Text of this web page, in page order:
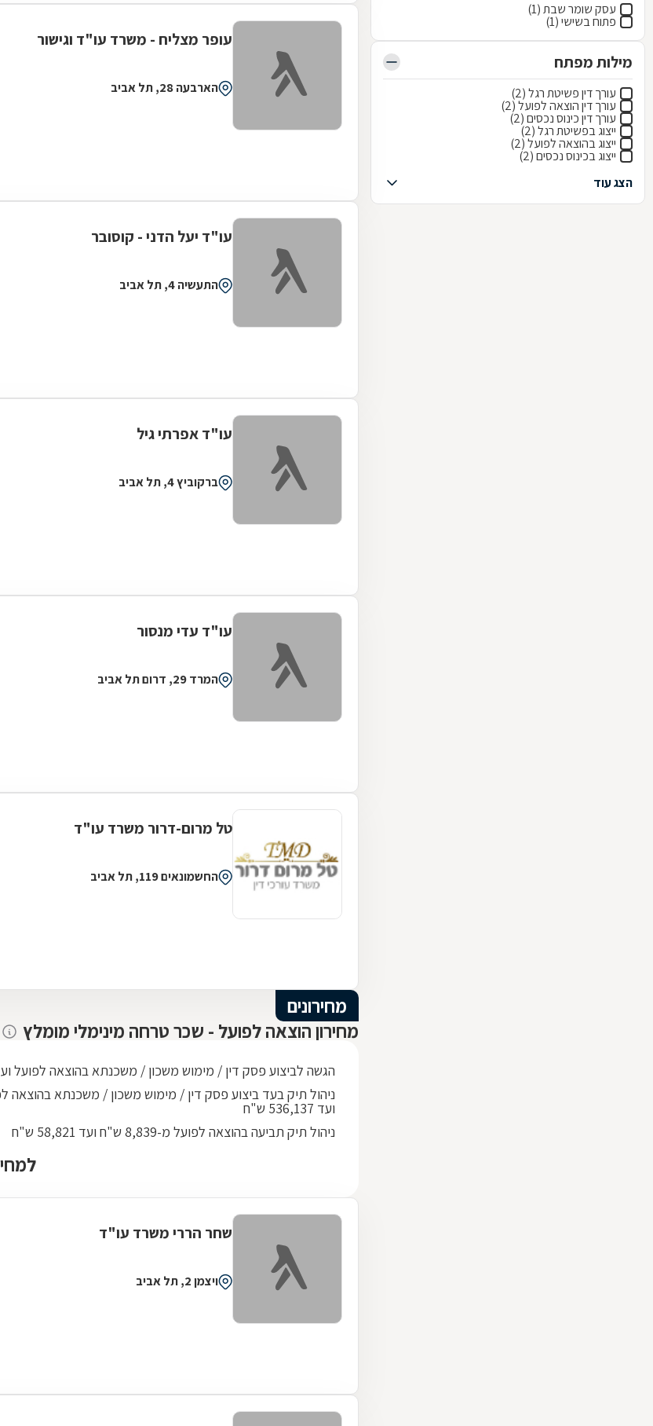
עסק שומר שבת (1)
פתוח בשישי (1)
מילות מפתח
עורך דין פשיטת רגל (2)
עורך דין הוצאה לפועל (2)
עורך דין כינוס נכסים (2)
ייצוג בפשיטת רגל (2)
ייצוג בהוצאה לפועל (2)
ייצוג בכינוס נכסים (2)
הצג עוד
עופר מצליח - משרד עו"ד וגישור
הארבעה 28, תל אביב
עו"ד יעל הדני - קוסובר
התעשיה 4, תל אביב
עו"ד אפרתי גיל
ברקוביץ 4, תל אביב
עו"ד עדי מנסור
המרד 29, דרום תל אביב
טל מרום-דרור משרד עו"ד
החשמונאים 119, תל אביב
מחירונים
מחירון הוצאה לפועל - שכר טרחה מינימלי מומלץ
הגשה לביצוע פסק דין / מימוש משכון / משכנתא בהוצאה לפועל ועד חוב של
ועד 536,137 ש"ח
ניהול תיק תביעה בהוצאה לפועל מ-8,839 ש"ח ועד 58,821 ש"ח
שחר הררי משרד עו"ד
ויצמן 2, תל אביב